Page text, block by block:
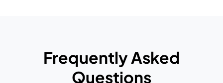
Frequently Asked
Questions